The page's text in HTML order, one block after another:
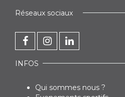
Réseaux sociaux
INFOS
Qui sommes nous ?